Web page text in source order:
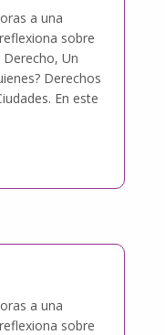
a una
sobre
Derecho, Un
Derechos
En este
a una
sobre